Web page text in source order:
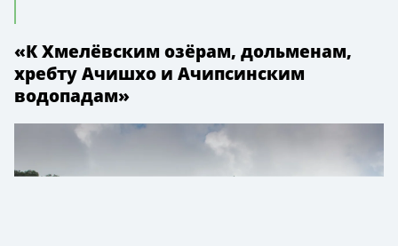
«К Хмелёвским озёрам, дольменам,
хребту Ачишхо и Ачипсинским
водопадам»